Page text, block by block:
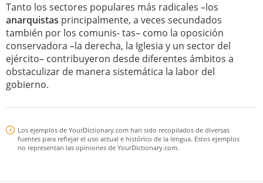
Tanto los sectores populares más radicales –los
anarquistas principalmente, a veces secundados
también por los comunis- tas– como la oposición
conservadora –la derecha, la Iglesia y un sector del
ejército– contribuyeron desde diferentes ámbitos a
obstaculizar de manera sistemática la labor del
gobierno.
Los ejemplos de YourDictionary.com han sido recopilados de diversas
fuentes para reflejar el uso actual e histórico de la lengua. Estos ejemplos
no representan las opiniones de YourDictionary.com.